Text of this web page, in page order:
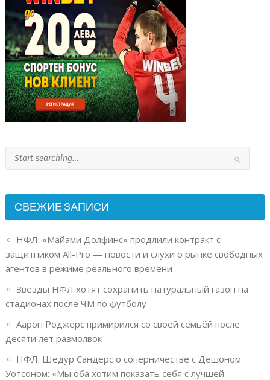
СВЕЖИЕ ЗАПИСИ
НФЛ: «Майами Долфинс» продлили контракт с
защитником All-Pro — новости и слухи о рынке свободных
агентов в режиме реального времени
Звезды НФЛ хотят сохранить натуральный газон на
стадионах после ЧМ по футболу
Аарон Роджерс примирился со своей семьёй после
десяти лет размолвок
НФЛ: Шедур Сандерс о соперничестве с Дешоном
Уотсоном: «Мы оба хотим показать себя с лучшей